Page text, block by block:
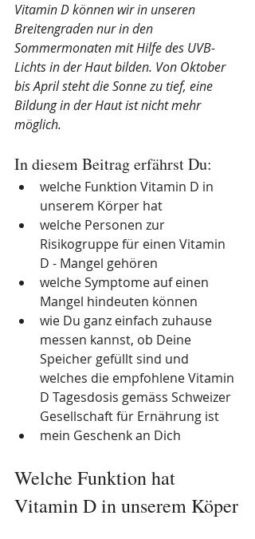
Vitamin D können wir in unseren
Breitengraden nur in den
Sommermonaten mit Hilfe des UVB-
Lichts in der Haut bilden. Von Oktober
bis April steht die Sonne zu tief, eine
Bildung in der Haut ist nicht mehr
möglich.
In diesem Beitrag erfährst Du:
welche Funktion Vitamin D in
unserem Körper hat
welche Personen zur
Risikogruppe für einen Vitamin
D - Mangel gehören
welche Symptome auf einen
Mangel hindeuten können
wie Du ganz einfach zuhause
messen kannst, ob Deine
Speicher gefüllt sind und
welches die empfohlene Vitamin
D Tagesdosis gemäss Schweizer
Gesellschaft für Ernährung ist
mein Geschenk an Dich
Welche Funktion hat
Vitamin D in unserem Köper